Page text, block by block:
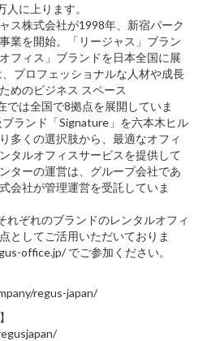
に上ります。
ス株式会社が1998年、新宿パーク
業を開始。「リージャス」ブラン
フィス」ブランドを日本全国に展
プロフェッショナルな人材や成長
めのビジネス スペース
では全国で8拠点を展開していま
ランド「Signature」を六本木ヒル
多くの選択肢から、最適なオフィ
タルオフィスサービスを提供して
ターの運営は、グループ会社であ
会社が管理運営を受託していま
れぞれのブランドのレンタルオフィ
としてご活用いただいておりま
office.jp/ でご参加ください。
regus-japan/